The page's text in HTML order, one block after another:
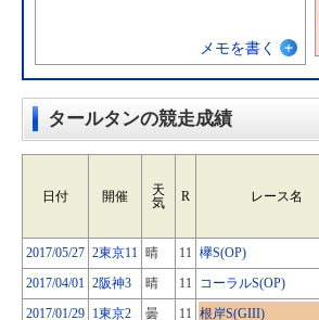
メモを書く
タールタンの競走成績
日付 開催
天
気
R レース名
2017/05/27 2東京11 晴 11 欅S(OP)
2017/04/01 2阪神3 晴 11 コーラルS(OP)
2017/01/29 1東京2 曇 11 根岸S(GIII)